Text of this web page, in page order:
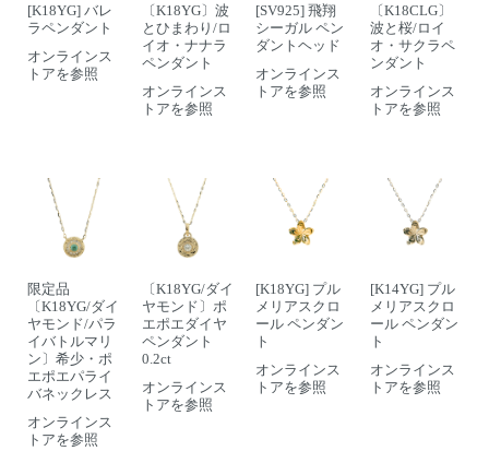
[K18YG] バレ
ラペンダント
オンラインス
トアを参照
〔K18YG〕波
とひまわり/ロ
イオ・ナナラ
ペンダント
オンラインス
トアを参照
[SV925] 飛翔
シーガル ペン
ダントヘッド
オンラインス
トアを参照
〔K18CLG〕
波と桜/ロイ
オ・サクラペ
ンダント
オンラインス
トアを参照
限定品
〔K18YG/ダイ
ヤモンド/パラ
イバトルマリ
ン〕希少・ポ
エポエパライ
バネックレス
オンラインス
トアを参照
〔K18YG/ダイ
ヤモンド〕ポ
エポエダイヤ
ペンダント
0.2ct
オンラインス
トアを参照
[K18YG] プル
メリアスクロ
ール ペンダン
ト
オンラインス
トアを参照
[K14YG] プル
メリアスクロ
ール ペンダン
ト
オンラインス
トアを参照